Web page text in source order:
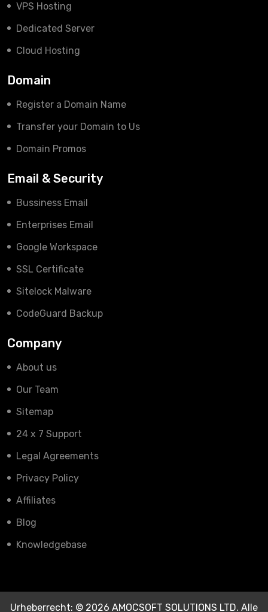
VPS Hosting
Dedicated Server
Cloud Hosting
Domain
Register a Domain Name
Transfer your Domain to Us
Domain Promos
Email & Security
Bussiness Email
Enterprises Email
Google Workspace
SSL Certificate
Sitelock Malware
CodeGuard Backup
Company
About us
Our Team
Sitemap
24 x 7 Support
Legal Agreements
Privacy Policy
Affiliates
Blog
Knowledgebase
Urheberrecht: © 2026 AMOCSOFT SOLUTIONS LTD. Alle